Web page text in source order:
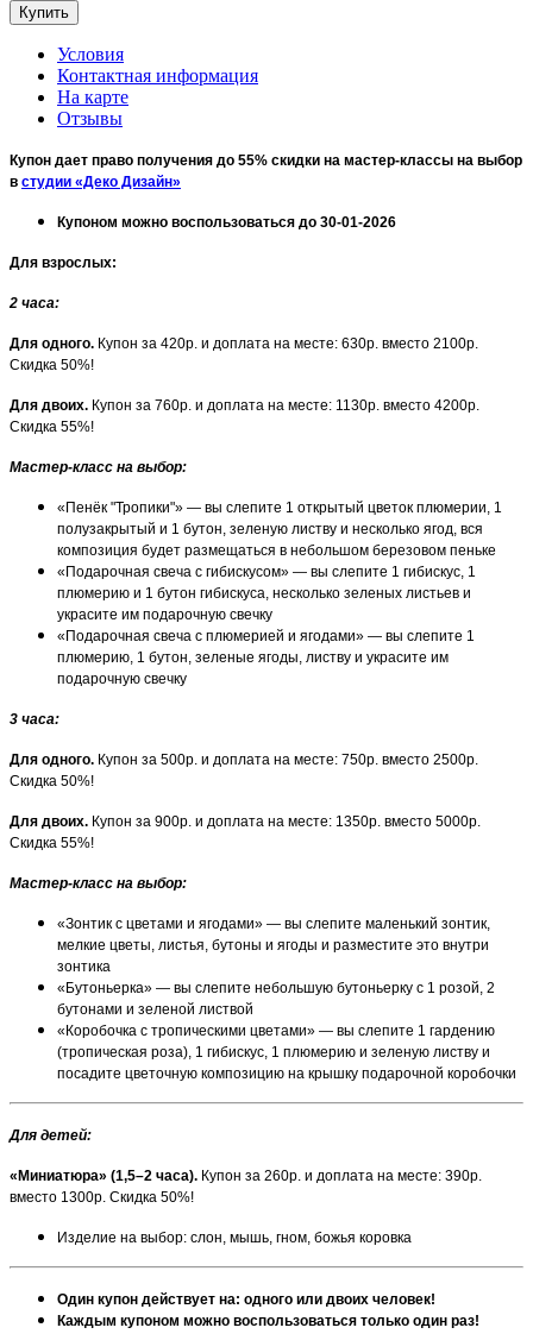
Условия
Контактная информация
На карте
Отзывы
Купон дает право получения до 55% скидки на мастер-классы на выбор
в студии «Деко Дизайн»
Купоном можно воспользоваться до 30-01-2026
Для взрослых:
2 часа:
Для одного. Купон за 420р. и доплата на месте: 630р. вместо 2100р.
Скидка 50%!
Для двоих. Купон за 760р. и доплата на месте: 1130р. вместо 4200р.
Скидка 55%!
Мастер-класс на выбор:
«Пенёк "Тропики"» — вы слепите 1 открытый цветок плюмерии, 1
полузакрытый и 1 бутон, зеленую листву и несколько ягод, вся
композиция будет размещаться в небольшом березовом пеньке
«Подарочная свеча с гибискусом» — вы слепите 1 гибискус, 1
плюмерию и 1 бутон гибискуса, несколько зеленых листьев и
украсите им подарочную свечку
«Подарочная свеча с плюмерией и ягодами» — вы слепите 1
плюмерию, 1 бутон, зеленые ягоды, листву и украсите им
подарочную свечку
3 часа:
Для одного. Купон за 500р. и доплата на месте: 750р. вместо 2500р.
Скидка 50%!
Для двоих. Купон за 900р. и доплата на месте: 1350р. вместо 5000р.
Скидка 55%!
Мастер-класс на выбор:
«Зонтик с цветами и ягодами» — вы слепите маленький зонтик,
мелкие цветы, листья, бутоны и ягоды и разместите это внутри
зонтика
«Бутоньерка» — вы слепите небольшую бутоньерку с 1 розой, 2
бутонами и зеленой листвой
«Коробочка с тропическими цветами» — вы слепите 1 гардению
(тропическая роза), 1 гибискус, 1 плюмерию и зеленую листву и
посадите цветочную композицию на крышку подарочной коробочки
Для детей:
«Миниатюра» (1,5–2 часа). Купон за 260р. и доплата на месте: 390р.
вместо 1300р. Скидка 50%!
Изделие на выбор: слон, мышь, гном, божья коровка
Один купон действует на: одного или двоих человек!
Каждым купоном можно воспользоваться только один раз!